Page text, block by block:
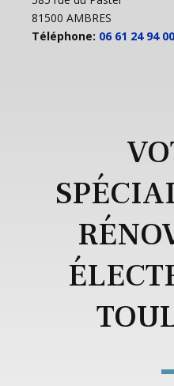
81500 AMBRES
Téléphone: 06 61 24 94 00